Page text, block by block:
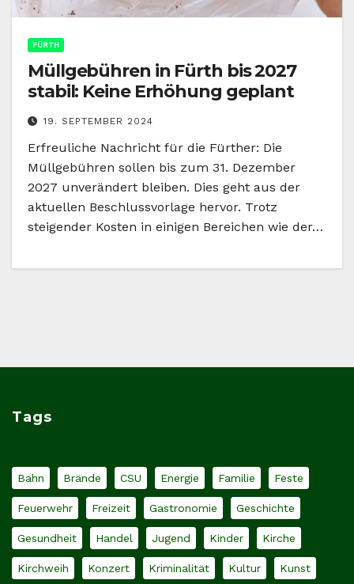
FÜRTH
Müllgebühren in Fürth bis 2027
stabil: Keine Erhöhung geplant
19. SEPTEMBER 2024
Erfreuliche Nachricht für die Fürther: Die
Müllgebühren sollen bis zum 31. Dezember
2027 unverändert bleiben. Dies geht aus der
aktuellen Beschlussvorlage hervor. Trotz
steigender Kosten in einigen Bereichen wie der…
Tags
Bahn Brände CSU Energie Familie Feste
Feuerwehr Freizeit Gastronomie Geschichte
Gesundheit Handel Jugend Kinder Kirche
Kirchweih Konzert Kriminalität Kultur Kunst